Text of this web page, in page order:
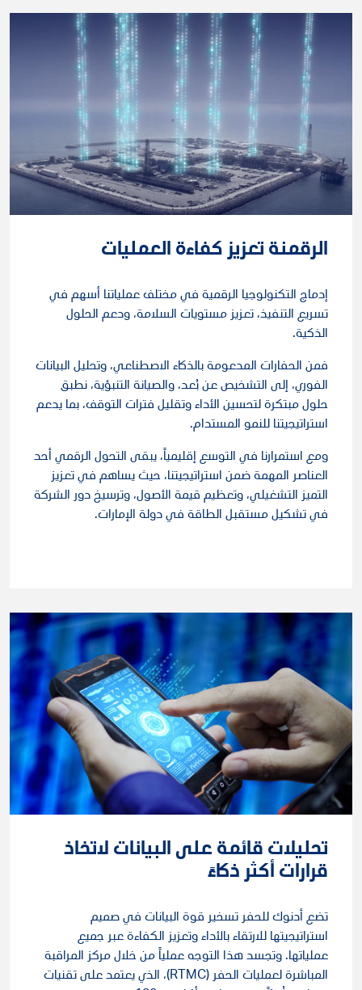
الرقمنة تعزيز كفاءة العمليات
إدماج التكنولوجيا الرقمية في مختلف عملياتنا أسهم في
تسريع التنفيذ، تعزيز مستويات السلامة، ودعم الحلول
الذكية.
فمن الحفارات المدعومة بالذكاء الاصطناعي، وتحليل البيانات
الفوري، إلى التشخيص عن بُعد، والصيانة التنبؤية، نطبق
حلول مبتكرة لتحسين الأداء وتقليل فترات التوقف، بما يدعم
استراتيجيتنا للنمو المستدام.
ومع استمرارنا في التوسع إقليمياً، يبقى التحول الرقمي أحد
العناصر المهمة ضمن استراتيجيتنا، حيث يساهم في تعزيز
التميز التشغيلي، وتعظيم قيمة الأصول، وترسيخ دور الشركة
في تشكيل مستقبل الطاقة في دولة الإمارات.
تحليلات قائمة على البيانات لاتخاذ
قرارات أكثر ذكاءً
تضع أدنوك للحفر تسخير قوة البيانات في صميم
استراتيجيتها للارتقاء بالأداء وتعزيز الكفاءة عبر جميع
عملياتها. وتجسد هذا التوجه عملياً من خلال مركز المراقبة
المباشرة لعمليات الحفر (RTMC)، الذي يعتمد على تقنيات